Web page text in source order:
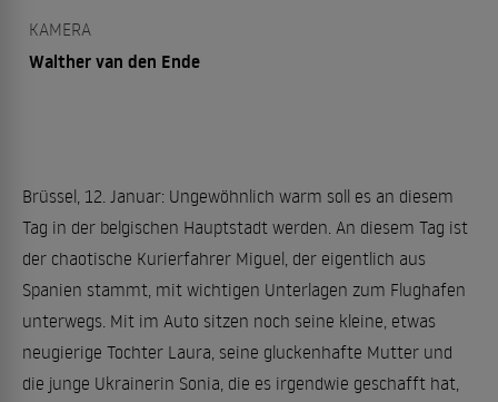
KAMERA
Walther van den Ende
Brüssel, 12. Januar: Ungewöhnlich warm soll es an diesem
Tag in der belgischen Hauptstadt werden. An diesem Tag ist
der chaotische Kurierfahrer Miguel, der eigentlich aus
Spanien stammt, mit wichtigen Unterlagen zum Flughafen
unterwegs. Mit im Auto sitzen noch seine kleine, etwas
neugierige Tochter Laura, seine gluckenhafte Mutter und
die junge Ukrainerin Sonia, die es irgendwie geschafft hat,